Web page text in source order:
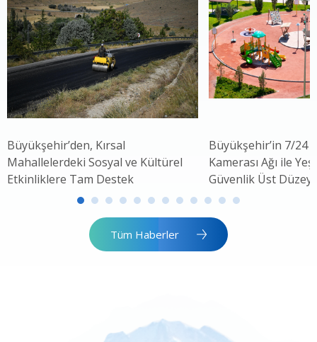
Büyükşehir’den, Kırsal
Mahallelerdeki Sosyal ve Kültürel
Etkinliklere Tam Destek
Büyükşehir’in 7/24
Kamerası Ağı ile
Güvenlik Üst
Tüm Haberler